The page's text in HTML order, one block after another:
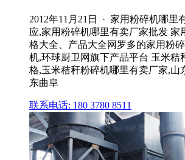
2012年11月21日 · 家用粉碎机哪里
应,家用粉碎机哪里有卖厂家批发 家
格大全、产品大全网罗多的家用粉
机,环球厨卫网旗下产品平台 玉米秸
格,玉米秸秆粉碎机哪里有卖厂家,山
东曲阜
联系电话: 180 3780 8511